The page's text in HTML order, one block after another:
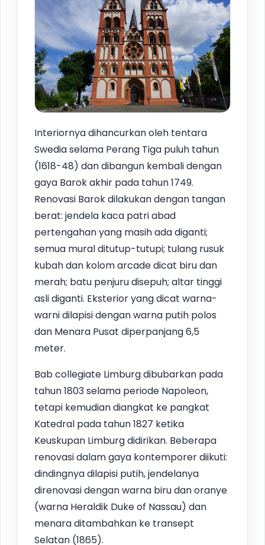
Interiornya dihancurkan oleh tentara
Swedia selama Perang Tiga puluh tahun
(1618-48) dan dibangun kembali dengan
gaya Barok akhir pada tahun 1749.
Renovasi Barok dilakukan dengan tangan
berat: jendela kaca patri abad
pertengahan yang masih ada diganti;
semua mural ditutup-tutupi; tulang rusuk
kubah dan kolom arcade dicat biru dan
merah; batu penjuru disepuh; altar tinggi
asli diganti. Eksterior yang dicat warna-
warni dilapisi dengan warna putih polos
dan Menara Pusat diperpanjang 6,5
meter.
Bab collegiate Limburg dibubarkan pada
tahun 1803 selama periode Napoleon,
tetapi kemudian diangkat ke pangkat
Katedral pada tahun 1827 ketika
Keuskupan Limburg didirikan. Beberapa
renovasi dalam gaya kontemporer diikuti:
dindingnya dilapisi putih, jendelanya
direnovasi dengan warna biru dan oranye
(warna Heraldik Duke of Nassau) dan
menara ditambahkan ke transept
Selatan (1865).